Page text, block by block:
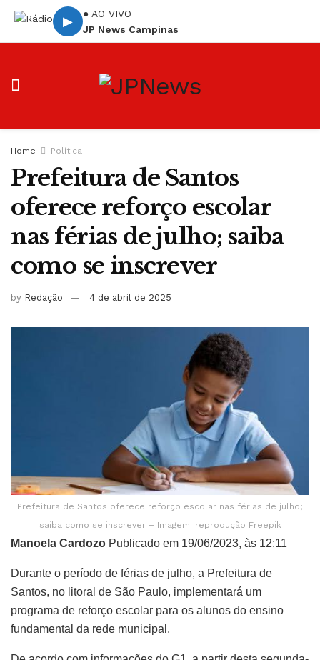
▶
● AO VIVO
JP News Campinas
Home Política
Prefeitura de Santos
oferece reforço escolar
nas férias de julho; saiba
como se inscrever
by Redação 4 de abril de 2025
Prefeitura de Santos oferece reforço escolar nas férias de julho;
saiba como se inscrever – Imagem: reprodução Freepik
Manoela Cardozo Publicado em 19/06/2023, às 12:11
Durante o período de férias de julho, a Prefeitura de
Santos, no litoral de São Paulo, implementará um
programa de reforço escolar para os alunos do ensino
fundamental da rede municipal.